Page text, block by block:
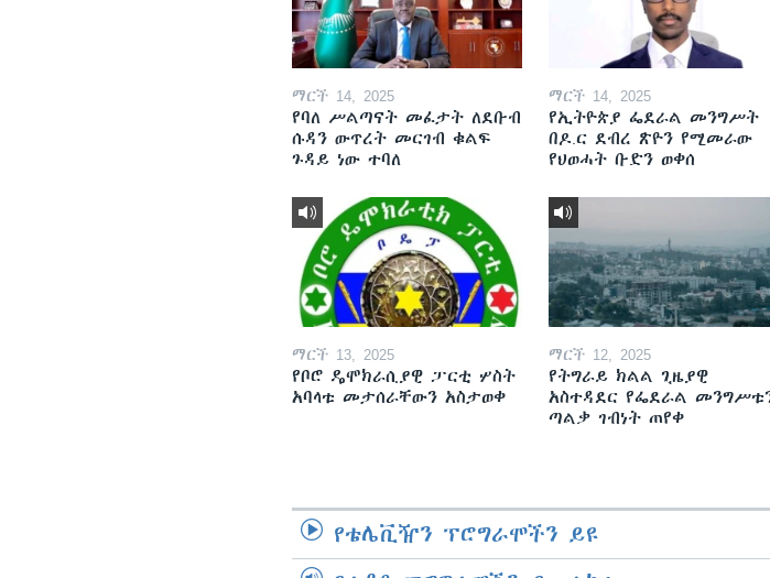
ማርች 14, 2025
የባለ ሥልጣናት መፈታት ለደቡብ
ሱዳን ውጥረት መርገብ ቁልፍ
ጉዳይ ነው ተባለ
ማርች 14, 2025
የኢትዮጵያ ፌደራል መንግሥት
በዶ.ር ደብረ ጽዮን የሚመራው
የህወሓት ቡድን ወቀሰ
ማርች 13, 2025
የቦሮ ዴሞክራሲያዊ ፓርቲ ሦስት
አባላቱ መታሰራቸውን አስታወቀ
ማርች 12, 2025
የትግራይ ክልል ጊዜያዊ
አስተዳደር የፌደራል
ጣልቃ ገብነት ጠየቀ
የቴሌቪዥን ፕሮግራሞችን ይዩ